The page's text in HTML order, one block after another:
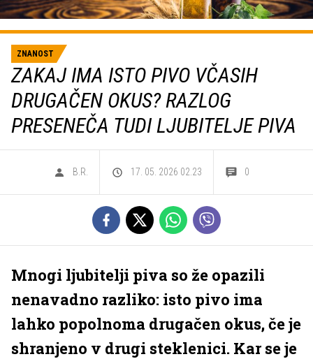
ZNANOST
ZAKAJ IMA ISTO PIVO VČASIH
DRUGAČEN OKUS? RAZLOG
PRESENEČA TUDI LJUBITELJE PIVA
B.R. 17. 05. 2026 02.23 0
Mnogi ljubitelji piva so že opazili
nenavadno razliko: isto pivo ima
lahko popolnoma drugačen okus, če je
shranjeno v drugi steklenici. Kar se je